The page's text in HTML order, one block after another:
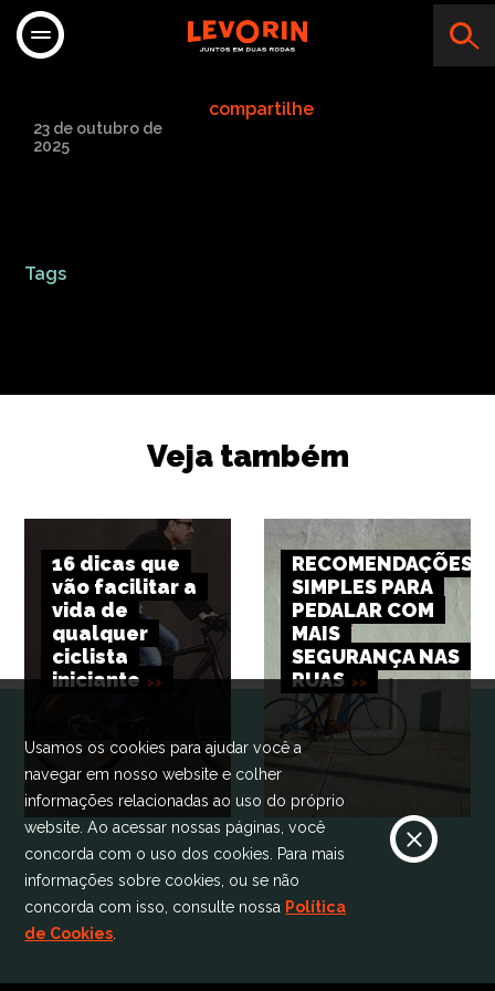
MOTO CRUZ
23 de outubro de
2025
compartilhe
Tags
Veja também
16 dicas que
vão facilitar a
vida de
qualquer
ciclista
iniciante
RECOMENDAÇÕES
SIMPLES PARA
PEDALAR COM
MAIS
SEGURANÇA NAS
RUAS
Usamos os cookies para ajudar você a
navegar em nosso website e colher
informações relacionadas ao uso do próprio
website. Ao acessar nossas páginas, você
concorda com o uso dos cookies. Para mais
informações sobre cookies, ou se não
concorda com isso, consulte nossa Política
de Cookies